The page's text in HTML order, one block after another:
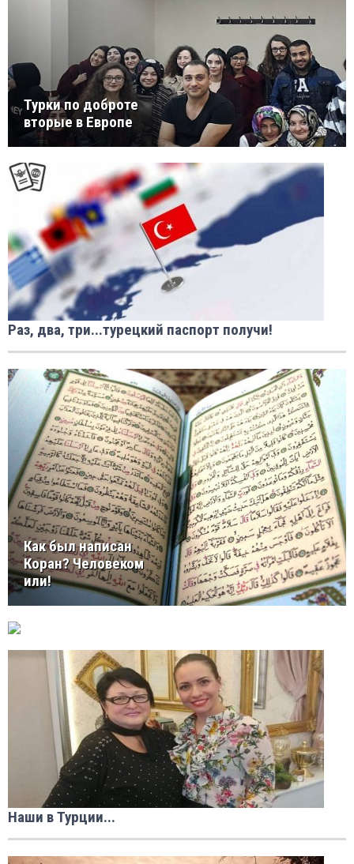
Турки по доброте
вторые в Европе
Раз, два, три...турецкий паспорт получи!
Как был написан
Коран? Человеком
или!
Наши в Турции...